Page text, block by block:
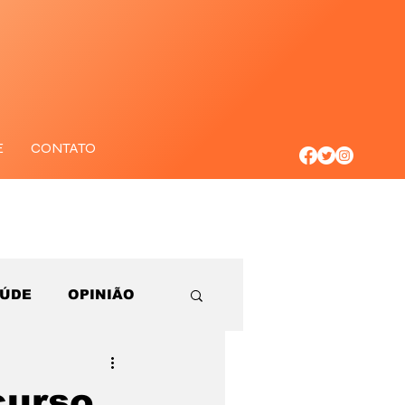
CONTATO
OPINIÃO